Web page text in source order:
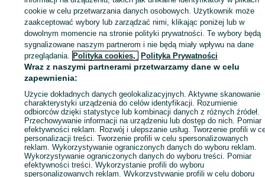
Mazowieckie
Witryny - Bieniewice
KATEGORIA
ID:1053492472 Wyświetlenia:
Zadzwoń / SMS Wyślij wiadomość
cookie w celu przetwarzania danych osobowych. Użytkownik może
zaakceptować wybory lub zarządzać nimi, klikając poniżej lub w
dowolnym momencie na stronie polityki prywatności. Te wybory będą
sygnalizowane naszym partnerom i nie będą miały wpływu na dane
przeglądania. Polityka cookies, Polityka Prywatności
Wraz z naszymi partnerami przetwarzamy dane w celu
zapewnienia:
Użycie dokładnych danych geolokalizacyjnych. Aktywne skanowanie
charakterystyki urządzenia do celów identyfikacji. Rozumienie
odbiorców dzięki statystyce lub kombinacji danych z różnych źródeł.
Przechowywanie informacji na urządzeniu lub dostęp do nich. Pomiar
efektywności reklam. Rozwój i ulepszanie usług. Tworzenie profili w
personalizacji treści. Tworzenie profili w celu spersonalizowanych
reklam. Wykorzystywanie ograniczonych danych do wyboru reklam.
Wykorzystywanie ograniczonych danych do wyboru treści. Pomiar
efektywności treści. Wykorzystanie profili do wyboru
spersonalizowanych reklam. Wykorzystywanie profili w celu doboru